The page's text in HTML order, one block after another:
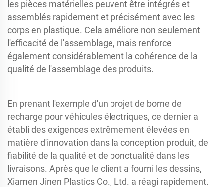
les pièces matérielles peuvent être intégrés et
assemblés rapidement et précisément avec les
corps en plastique. Cela améliore non seulement
l'efficacité de l'assemblage, mais renforce
également considérablement la cohérence de la
qualité de l'assemblage des produits.
En prenant l'exemple d'un projet de borne de
recharge pour véhicules électriques, ce dernier a
établi des exigences extrêmement élevées en
matière d'innovation dans la conception produit, de
fiabilité de la qualité et de ponctualité dans les
livraisons. Après que le client a fourni les dessins,
Xiamen Jinen Plastics Co., Ltd. a réagi rapidement.